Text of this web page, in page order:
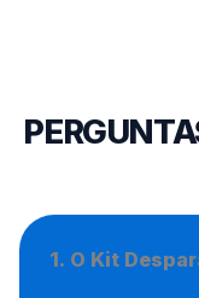
1. O Kit